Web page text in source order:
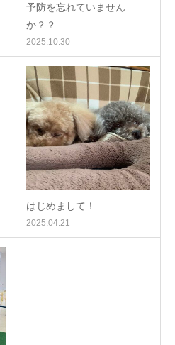
予防を忘れていません
か？？
2025.10.30
はじめまして！
2025.04.21